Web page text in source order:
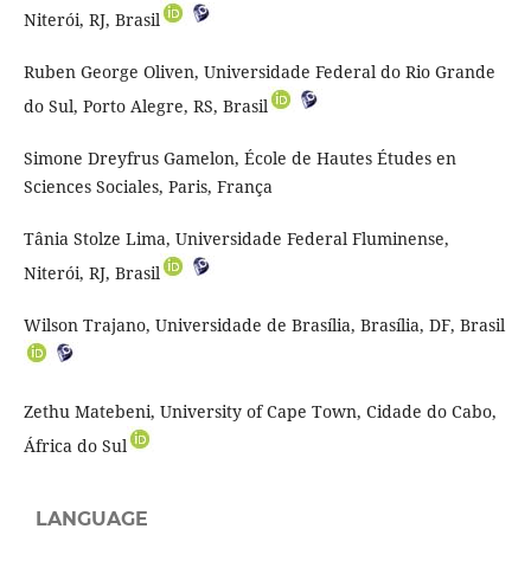
Niterói, RJ, Brasil
Ruben George Oliven, Universidade Federal do Rio Grande
do Sul, Porto Alegre, RS, Brasil
Simone Dreyfrus Gamelon, École de Hautes Études en
Sciences Sociales, Paris, França
Tânia Stolze Lima, Universidade Federal Fluminense,
Niterói, RJ, Brasil
Wilson Trajano, Universidade de Brasília, Brasília, DF, Brasil
Zethu Matebeni, University of Cape Town, Cidade do Cabo,
África do Sul
LANGUAGE